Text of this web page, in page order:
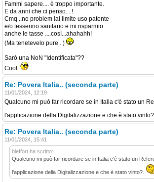
Fammi sapere.... è troppo importante.
E da anni che ci penso....!
Cmq ..no problem !al limite uso patente
e/o tesserino sanitario e mi risparmio
anche le tasse ....così...ahahahh!
(Ma tenetevelo pure . )
Sarò una NoN "Identificata"??
Cool.
Re: Povera Italia.. (seconda parte)
11/01/2024, 12:19
Qualcuno mi può far ricordare se in Italia c'è stato un
l'applicazione della Digitalizzazione e che è stato
Re: Povera Italia.. (seconda parte)
11/01/2024, 15:41
bleffort ha scritto:
Qualcuno mi può far ricordare se in Italia c'è stato un
l'applicazione della Digitalizzazione e che è stato vinto?.